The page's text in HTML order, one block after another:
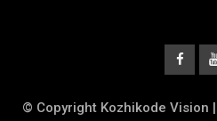
© Copyright Kozhikode Vision